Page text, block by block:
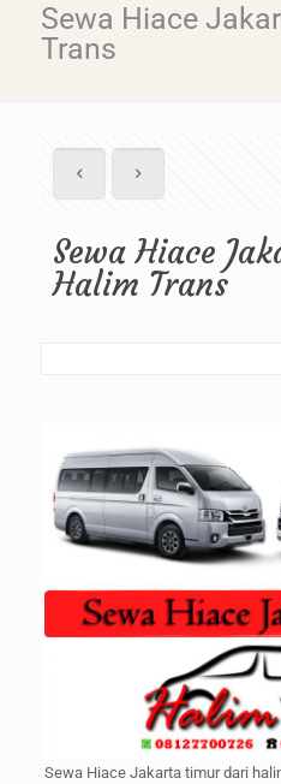
Sewa Hiace
Trans
Sewa Hiace
Halim Trans
Sewa Hiace Jakarta timur dari